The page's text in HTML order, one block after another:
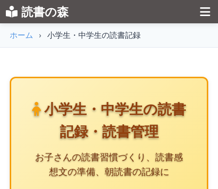
ホーム › 小学生・中学生の読書記録
読書の森
小学生・中学生の読書
記録・読書管理
お子さんの読書習慣づくり、読書感
想文の準備、朝読書の記録に